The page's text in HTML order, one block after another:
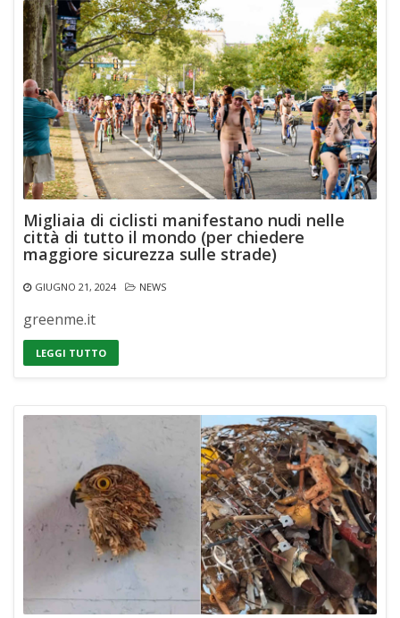
Migliaia di ciclisti manifestano nudi nelle
città di tutto il mondo (per chiedere
maggiore sicurezza sulle strade)
GIUGNO 21, 2024 NEWS
greenme.it
LEGGI TUTTO